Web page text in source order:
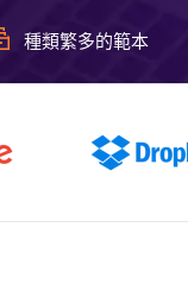
種類繁多的範本